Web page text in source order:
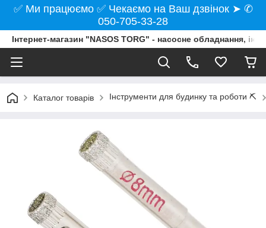
✅ Ми працюємо ✅ Чекаємо на Ваш дзвінок ➤ ✆
050-705-33-28
Інтернет-магазин "NASOS TORG" - насосне обладнання,
Каталог товарів Інструменти для будинку та роботи ⛏️